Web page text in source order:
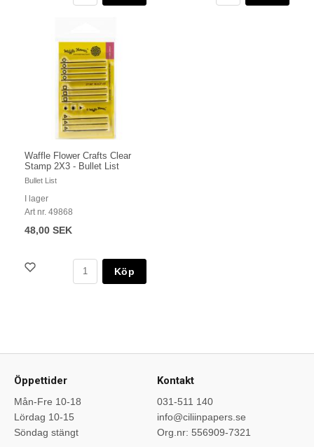
Waffle Flower Crafts Clear
Stamp 2X3 - Bullet List
Bullet List
I lager
Art nr. 49868
48,00 SEK
Köp
Öppettider
Mån-Fre 10-18
Lördag 10-15
Söndag stängt
Kontakt
031-511 140
info@ciliinpapers.se
Org.nr: 556909-7321